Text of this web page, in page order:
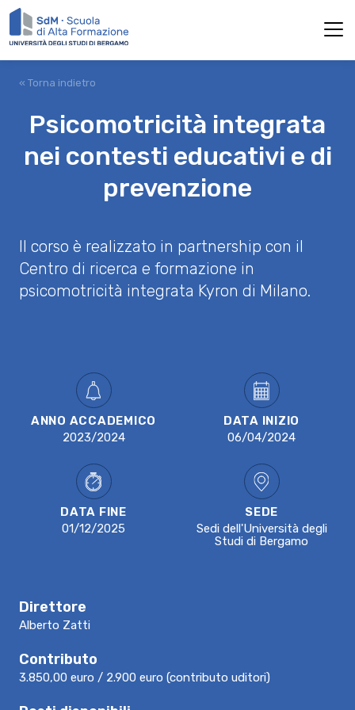
« Torna indietro
Psicomotricità integrata
nei contesti educativi e di
prevenzione
Il corso è realizzato in partnership con il
Centro di ricerca e formazione in
psicomotricità integrata Kyron di Milano.
ANNO ACCADEMICO
2023/2024
DATA INIZIO
06/04/2024
DATA FINE
01/12/2025
SEDE
Sedi dell'Università degli
Studi di Bergamo
Direttore
Alberto Zatti
Contributo
3.850,00 euro / 2.900 euro (contributo uditori)